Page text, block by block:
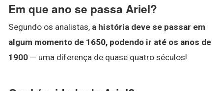
Em que ano se passa Ariel?
Segundo os analistas, a história deve se passar em
algum momento de 1650, podendo ir até os anos de
1900 — uma diferença de quase quatro séculos!